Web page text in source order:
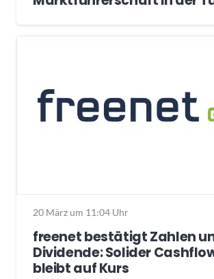
20 März um 11:04 Uhr
freenet bestätigt Zahlen
Dividende: Solider
bleibt auf Kurs